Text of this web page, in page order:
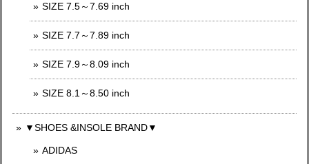
SIZE 7.5～7.69 inch
SIZE 7.7～7.89 inch
SIZE 7.9～8.09 inch
SIZE 8.1～8.50 inch
▼SHOES &INSOLE BRAND▼
ADIDAS